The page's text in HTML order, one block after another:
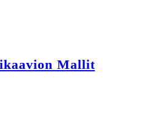
Mallit